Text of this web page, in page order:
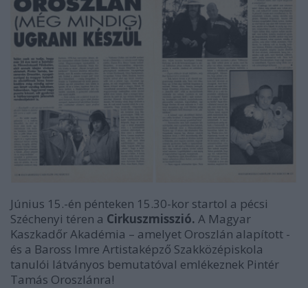
Június 15.-én pénteken 15.30-kor startol a pécsi
Széchenyi téren a Cirkuszmisszió. A Magyar
Kaszkadőr Akadémia – amelyet Oroszlán alapított -
és a Baross Imre Artistaképző Szakközépiskola
tanulói látványos bemutatóval emlékeznek Pintér
Tamás Oroszlánra!